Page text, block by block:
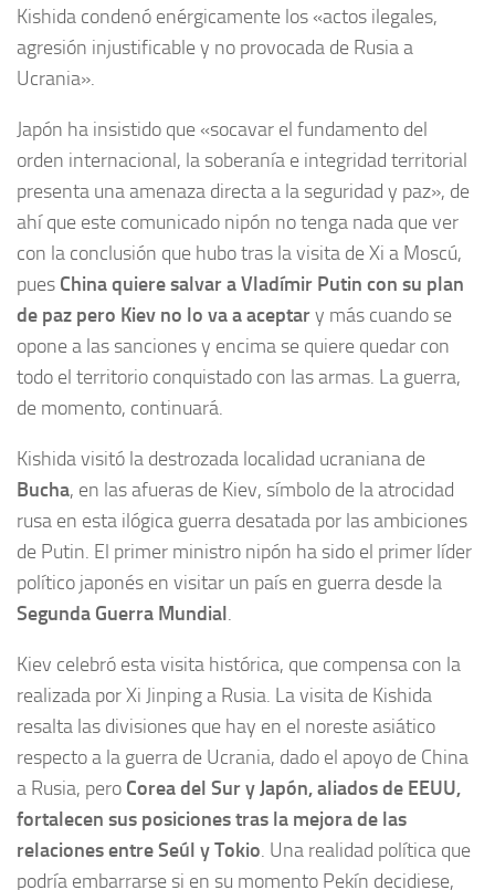
Kishida condenó enérgicamente los «actos ilegales,
agresión injustificable y no provocada de Rusia a
Ucrania».
Japón ha insistido que «socavar el fundamento del
orden internacional, la soberanía e integridad territorial
presenta una amenaza directa a la seguridad y paz», de
ahí que este comunicado nipón no tenga nada que ver
con la conclusión que hubo tras la visita de Xi a Moscú,
pues China quiere salvar a Vladímir Putin con su plan
de paz pero Kiev no lo va a aceptary más cuando se
opone a las sanciones y encima se quiere quedar con
todo el territorio conquistado con las armas. La guerra,
de momento, continuará.
Kishida visitó la destrozada localidad ucraniana de
Bucha, en las afueras de Kiev, símbolo de la atrocidad
rusa en esta ilógica guerra desatada por las ambiciones
de Putin. El primer ministro nipón ha sido el primer líder
político japonés en visitar un país en guerra desde la
Segunda Guerra Mundial.
Kiev celebró esta visita histórica, que compensa con la
realizada por Xi Jinping a Rusia. La visita de Kishida
resalta las divisiones que hay en el noreste asiático
respecto a la guerra de Ucrania, dado el apoyo de China
a Rusia, pero Corea del Sur y Japón, aliados de EEUU,
fortalecen sus posiciones tras la mejora de las
relaciones entre Seúl y Tokio. Una realidad política que
podría embarrarse si en su momento Pekín decidiese,